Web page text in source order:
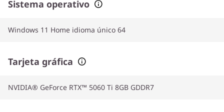
Sistema operativo
Windows 11 Home idioma único 64
Tarjeta gráfica
NVIDIA® GeForce RTX™ 5060 Ti 8GB GDDR7